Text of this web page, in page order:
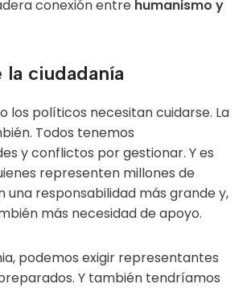
conexión entre humanismo y
la ciudadanía
los políticos necesitan cuidarse. La
Todos tenemos
y conflictos por gestionar. Y es
representen millones de
una responsabilidad más grande y,
más necesidad de apoyo.
podemos exigir representantes
Y también tendríamos